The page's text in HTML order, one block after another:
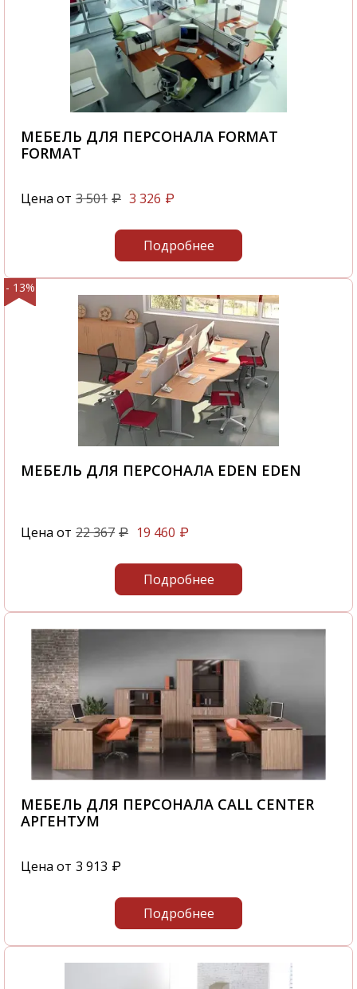
МЕБЕЛЬ ДЛЯ ПЕРСОНАЛА FORMAT
FORMAT
Цена от 3 501 ₽ 3 326 ₽
Подробнее
- 13%
МЕБЕЛЬ ДЛЯ ПЕРСОНАЛА EDEN EDEN
Цена от 22 367 ₽ 19 460 ₽
Подробнее
МЕБЕЛЬ ДЛЯ ПЕРСОНАЛА CALL CENTER
АРГЕНТУМ
Цена от 3 913 ₽
Подробнее